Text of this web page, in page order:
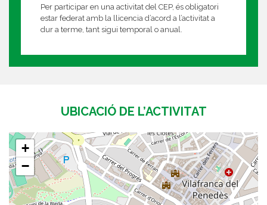
Per participar en una activitat del CEP, és obligatori
estar federat amb la llicencia d’acord a l’activitat a
dur a terme, tant sigui temporal o anual.
UBICACIÓ DE L’ACTIVITAT
+
−